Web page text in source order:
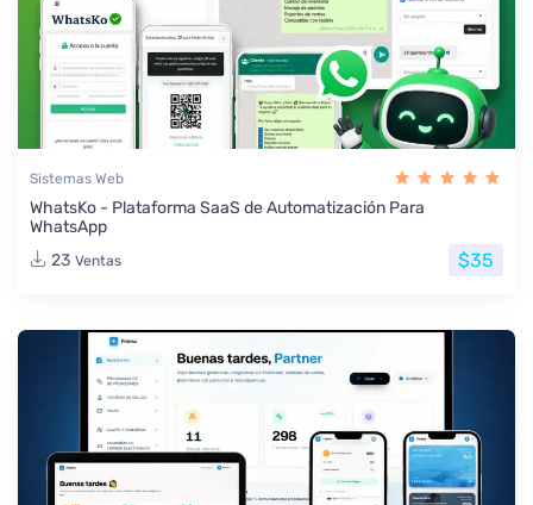
Sistemas Web
WhatsKo - Plataforma SaaS de Automatización Para
WhatsApp
23 Ventas $35